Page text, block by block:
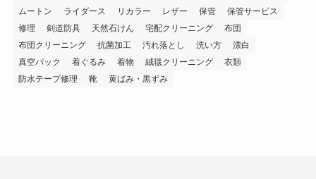
ムートン
ライダース リカラー レザー 保管
保管サービス
修理
剣道防具 天然石けん 宅配クリーニング
布団
布団クリーニング
抗菌加工 汚れ落とし 洗い方
漂白
真空パック
着ぐるみ 着物 絨毯クリーニング
衣類
防水テープ修理
靴 黄ばみ・黒ずみ